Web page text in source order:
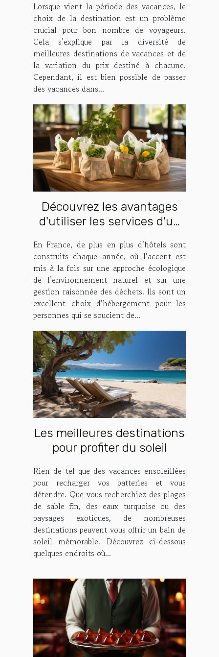
Lorsque vient la période des vacances, le
choix de la destination est un problème
crucial pour bon nombre de voyageurs.
Cela s’explique par la diversité de
meilleures destinations de vacances et de
la variation du prix destiné à chacune.
Cependant, il est bien possible de passer
des vacances dans...
Découvrez les avantages
d'utiliser les services d'un
déchet
En France, de plus en plus d’hôtels sont
construits chaque année, où l’accent est
mis à la fois sur une approche écologique
de l’environnement naturel et sur une
gestion raisonnée des déchets. Ils sont un
excellent choix d’hébergement pour les
personnes qui se soucient de...
Les meilleures destinations
pour profiter du soleil
Rien de tel que des vacances ensoleillées
pour recharger vos batteries et vous
détendre. Que vous recherchiez des plages
de sable fin, des eaux turquoise ou des
paysages exotiques, de nombreuses
destinations peuvent vous offrir un bain de
soleil mémorable. Découvrez ci-dessous
quelques endroits où...